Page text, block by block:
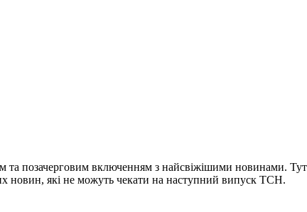
позачерговим включенням з найсвіжішими новинами. Тут
новин, які не можуть чекати на наступний випуск ТСН.